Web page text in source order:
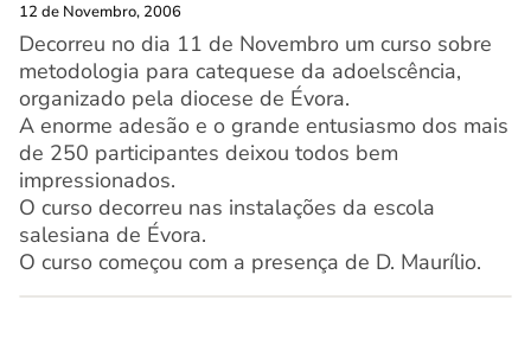
12 de Novembro, 2006
Decorreu no dia 11 de Novembro um curso sobre
metodologia para catequese da adoelscência,
organizado pela diocese de Évora.
A enorme adesão e o grande entusiasmo dos mais
de 250 participantes deixou todos bem
impressionados.
O curso decorreu nas instalações da escola
salesiana de Évora.
O curso começou com a presença de D. Maurílio.